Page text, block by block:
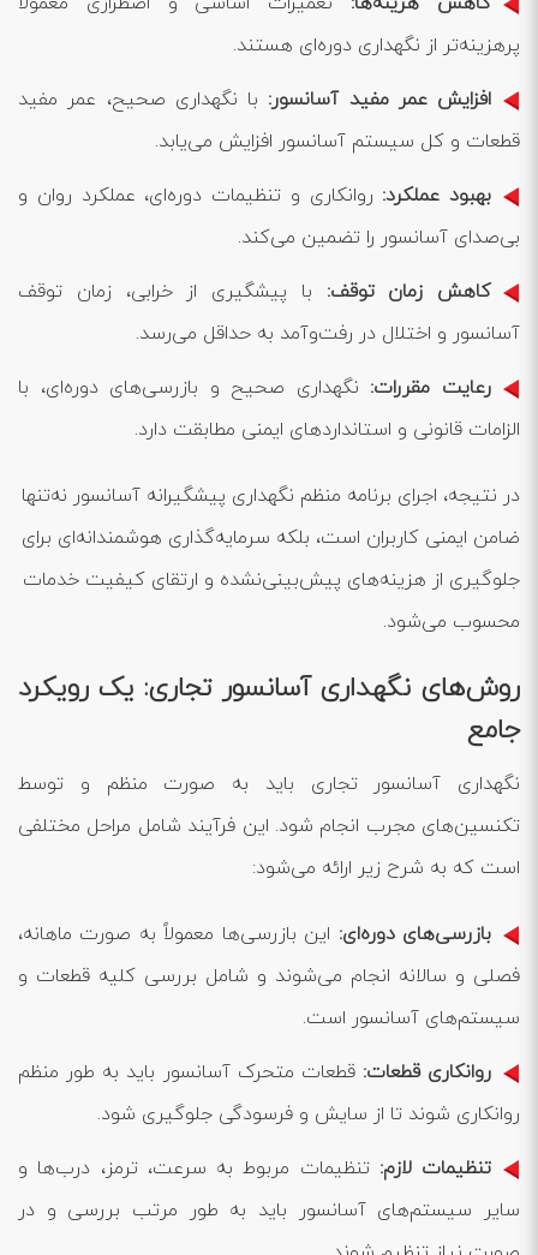
پرهزینه‌تر از نگهداری دوره‌ای هستند.
افزایش عمر مفید آسانسور: با نگهداری صحیح، عمر مفید
قطعات و کل سیستم آسانسور افزایش می‌یابد.
بهبود عملکرد: روانکاری و تنظیمات دوره‌ای، عملکرد روان و
بی‌صدای آسانسور را تضمین می‌کند.
کاهش زمان توقف: با پیشگیری از خرابی، زمان توقف
آسانسور و اختلال در رفت‌وآمد به حداقل می‌رسد.
رعایت مقررات: نگهداری صحیح و بازرسی‌های دوره‌ای، با
الزامات قانونی و استانداردهای ایمنی مطابقت دارد.
در نتیجه، اجرای برنامه منظم نگهداری پیشگیرانه آسانسور نه‌تنها
ضامن ایمنی کاربران است، بلکه سرمایه‌گذاری هوشمندانه‌ای برای
جلوگیری از هزینه‌های پیش‌بینی‌نشده و ارتقای کیفیت خدمات
محسوب می‌شود.
روش‌های نگهداری آسانسور تجاری: یک رویکرد
جامع
نگهداری آسانسور تجاری باید به صورت منظم و توسط
تکنسین‌های مجرب انجام شود. این فرآیند شامل مراحل مختلفی
است که به شرح زیر ارائه می‌شود:
بازرسی‌های دوره‌ای: این بازرسی‌ها معمولاً به صورت ماهانه،
فصلی و سالانه انجام می‌شوند و شامل بررسی کلیه قطعات و
سیستم‌های آسانسور است.
روانکاری قطعات: قطعات متحرک آسانسور باید به طور منظم
روانکاری شوند تا از سایش و فرسودگی جلوگیری شود.
تنظیمات لازم: تنظیمات مربوط به سرعت، ترمز، درب‌ها و
سایر سیستم‌های آسانسور باید به طور مرتب بررسی و در